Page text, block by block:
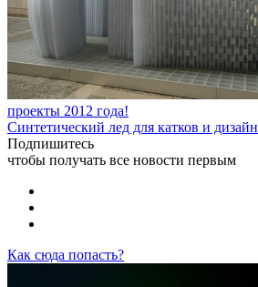
проекты 2012 года!
Синтетический лед для катков и
Подпишитесь
чтобы получать все новости первым
Как сюда попасть?